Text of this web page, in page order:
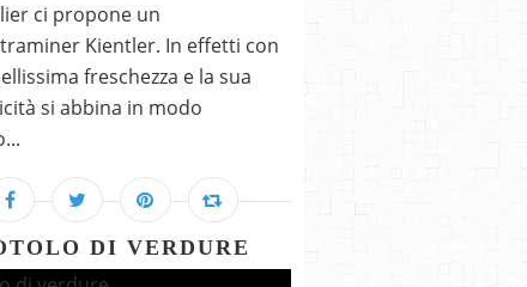
ci propone un
Kientler. In effetti con
freschezza e la sua
si abbina in modo
DI VERDURE